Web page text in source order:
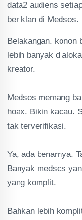
data2 audiens
beriklan di Medsos.
Belakangan, konon
lebih banyak
kreator.
Medsos memang
hoax. Bikin kacau.
tak terverifikasi.
Ya, ada benarnya.
Banyak medsos
yang komplit.
Bahkan lebih